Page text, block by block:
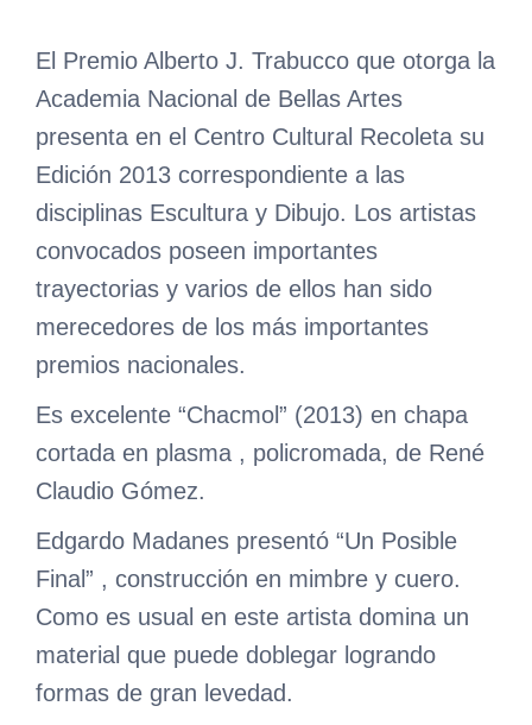
El Premio Alberto J. Trabucco que otorga la
Academia Nacional de Bellas Artes
presenta en el Centro Cultural Recoleta su
Edición 2013 correspondiente a las
disciplinas Escultura y Dibujo. Los artistas
convocados poseen importantes
trayectorias y varios de ellos han sido
merecedores de los más importantes
premios nacionales.
Es excelente “Chacmol” (2013) en chapa
cortada en plasma , policromada, de René
Claudio Gómez.
Edgardo Madanes presentó “Un Posible
Final” , construcción en mimbre y cuero.
Como es usual en este artista domina un
material que puede doblegar logrando
formas de gran levedad.